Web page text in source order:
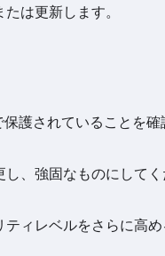
は更新します。
護されていることを確
、強固なものにしてく
ィレベルをさらに高め